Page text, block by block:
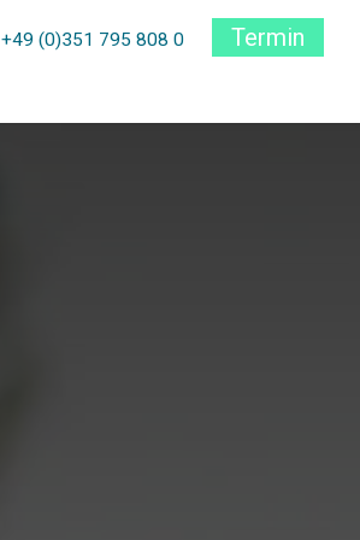
+49 (0)351 795 808 0 Termin